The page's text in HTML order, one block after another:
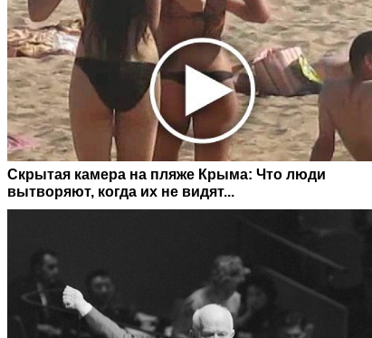
Скрытая камера на пляже Крыма: Что люди
вытворяют, когда их не видят...